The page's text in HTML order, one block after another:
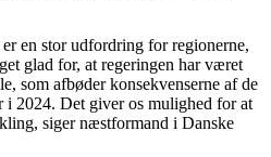
en stor udfordring for regionerne,
glad for, at regeringen har været
som afbøder konsekvenserne af de
i 2024. Det giver os mulighed for at
siger næstformand i Danske